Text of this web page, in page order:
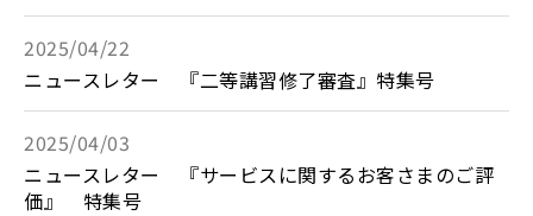
2025/04/22
ニュースレター 『二等講習修了審査』特集号
2025/04/03
ニュースレター 『サービスに関するお客さまのご評
価』 特集号